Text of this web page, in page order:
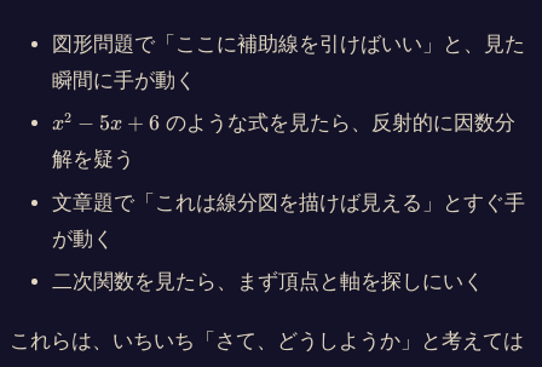
図形問題で「ここに補助線を引けばいい」と、見た
瞬間に手が動く
x
^
2
-
5
x
+
6
x2 − 5x + 6 のような式を見たら、反射的に因数分
解を疑う
文章題で「これは線分図を描けば見える」とすぐ手
が動く
二次関数を見たら、まず頂点と軸を探しにいく
これらは、いちいち「さて、どうしようか」と考えては